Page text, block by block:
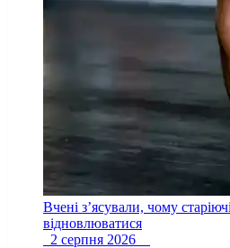
Вчені з’ясували, чому
відновлюватися
2 серпня 2026